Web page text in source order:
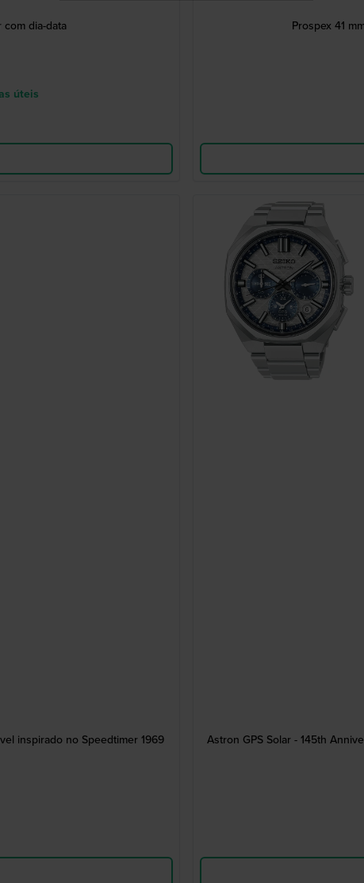
dia-data
úteis
Prospex 41
inspirado no Speedtimer 1969
Astron GPS Solar - 145th